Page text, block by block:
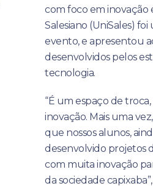
com foco em inovação
Salesiano (UniSales)
evento, e apresentou
desenvolvidos pelos
tecnologia.
“É um espaço de
inovação. Mais uma
que nossos alunos,
desenvolvido projetos
com muita inovação
da sociedade